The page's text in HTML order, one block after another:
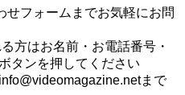
せフォームまでお気軽にお問
方はお名前・お電話番号・
タンを押してください
まで